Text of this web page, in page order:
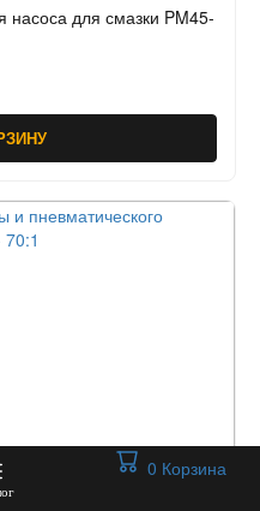
0 Корзина
насоса для смазки PM45-